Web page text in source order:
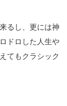
るし、更には神
ドロした人生や
てもクラシック